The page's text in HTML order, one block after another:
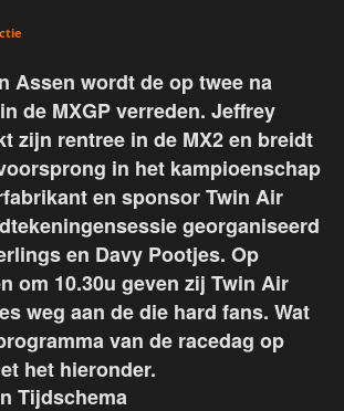
Assen wordt de op twee na
de MXGP verreden. Jeffrey
zijn rentree in de MX2 en breidt
in het kampioenschap
en sponsor Twin Air
georganiseerd
en Davy Pootjes. Op
om 10.30u geven zij Twin Air
weg aan de die hard fans. Wat
van de racedag op
het hieronder.